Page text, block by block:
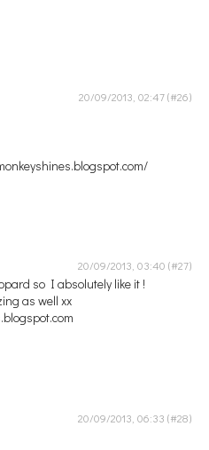
20/09/2013, 02:47
20/09/2013, 03:40
so I absolutely like it !
as well xx
20/09/2013, 06:33